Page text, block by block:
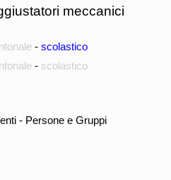
meccanici
- scolastico
- scolastico
- Persone e Gruppi